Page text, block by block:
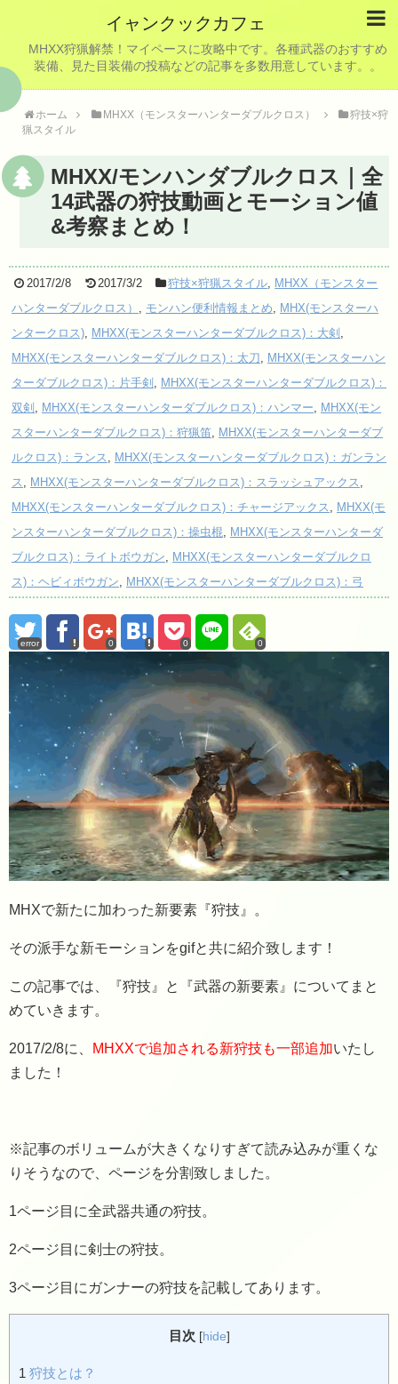
イャンクックカフェ
MHXX狩猟解禁！マイペースに攻略中です。各種武器のおすすめ
装備、見た目装備の投稿などの記事を多数用意しています。。
ホーム MHXX（モンスターハンターダブルクロス）
狩技×狩
猟スタイル
MHXX/モンハンダブルクロス｜全
14武器の狩技動画とモーション値
&考察まとめ！
2017/2/8 2017/3/2 狩技×狩猟スタイル, MHXX（モンスター
ハンターダブルクロス） , モンハン便利情報まとめ, MHX(モンスターハ
ンタークロス), MHXX(モンスターハンターダブルクロス)：大剣 ,
MHXX(モンスターハンターダブルクロス)：太刀, MHXX(モンスターハン
ターダブルクロス)：片手剣 , MHXX(モンスターハンターダブルクロス)：
双剣 , MHXX(モンスターハンターダブルクロス)：ハンマー, MHXX(モン
スターハンターダブルクロス)：狩猟笛, MHXX(モンスターハンターダブ
ルクロス)：ランス , MHXX(モンスターハンターダブルクロス)：ガンラン
ス , MHXX(モンスターハンターダブルクロス)：スラッシュアックス ,
MHXX(モンスターハンターダブルクロス)：チャージアックス , MHXX(モ
ンスターハンターダブルクロス)：操虫棍, MHXX(モンスターハンターダ
ブルクロス)：ライトボウガン, MHXX(モンスターハンターダブルクロ
ス)：ヘビィボウガン, MHXX(モンスターハンターダブルクロス)：弓
error 0 0 0
MHXで新たに加わった新要素『狩技』。
その派手な新モーションをgifと共に紹介致します！
この記事では、『狩技』と『武器の新要素』についてまと
めていきます。
2017/2/8に、 MHXXで追加される新狩技も一部追加いたし
ました！
※記事のボリュームが大きくなりすぎて読み込みが重くな
りそうなので、ページを分割致しました。
1ページ目に全武器共通の狩技。
2ページ目に剣士の狩技。
3ページ目にガンナーの狩技を記載してあります。
目次 [hide]
1 狩技とは？